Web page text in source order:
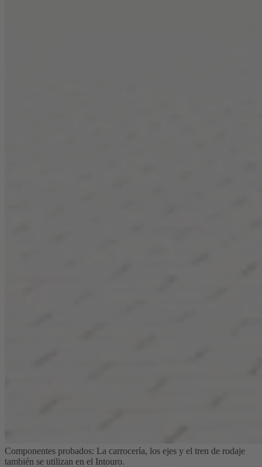
Componentes probados: La carrocería, los ejes y el tren de rodaje
también se utilizan en el Intouro.